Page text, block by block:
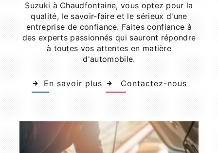
Suzuki à Chaudfontaine, vous optez pour la
qualité, le savoir-faire et le sérieux d'une
entreprise de confiance. Faites confiance à
des experts passionnés qui sauront répondre
à toutes vos attentes en matière
d'automobile.
En savoir plus Contactez-nous